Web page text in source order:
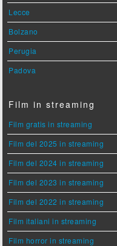
Lecce
Bolzano
Perugia
Padova
Film in streaming
Film gratis in streaming
Film del 2025 in streaming
Film del 2024 in streaming
Film del 2023 in streaming
Film del 2022 in streaming
Film italiani in streaming
Film horror in streaming